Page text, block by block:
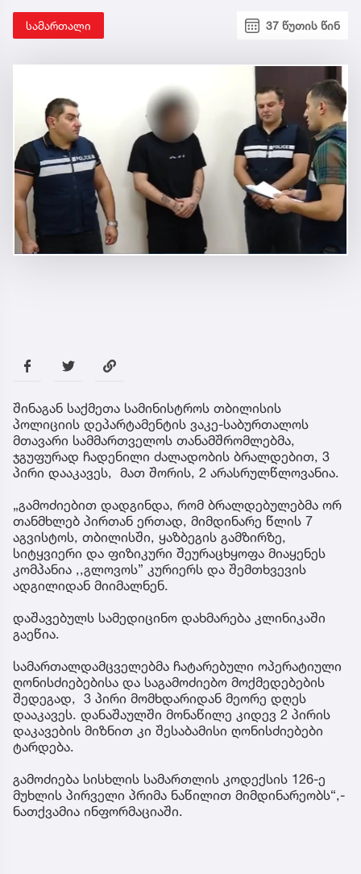
სამართალი 37 წუთის წინ
შინაგან საქმეთა სამინისტროს თბილისის
პოლიციის დეპარტამენტის ვაკე-საბურთალოს
მთავარი სამმართველოს თანამშრომლებმა,
ჯგუფურად ჩადენილი ძალადობის ბრალდებით, 3
პირი დააკავეს, მათ შორის, 2 არასრულწლოვანია.
„გამოძიებით დადგინდა, რომ ბრალდებულებმა ორ
თანმხლებ პირთან ერთად, მიმდინარე წლის 7
აგვისტოს, თბილისში, ყაზბეგის გამზირზე,
სიტყვიერი და ფიზიკური შეურაცხყოფა მიაყენეს
კომპანია ,,გლოვოს” კურიერს და შემთხვევის
ადგილიდან მიიმალნენ.
დაშავებულს სამედიცინო დახმარება კლინიკაში
გაეწია.
სამართალდამცველებმა ჩატარებული ოპერატიული
ღონისძიებებისა და საგამოძიებო მოქმედებების
შედეგად, 3 პირი მომხდარიდან მეორე დღეს
დააკავეს. დანაშაულში მონაწილე კიდევ 2 პირის
დაკავების მიზნით კი შესაბამისი ღონისძიებები
ტარდება.
გამოძიება სისხლის სამართლის კოდექსის 126-ე
მუხლის პირველი პრიმა ნაწილით მიმდინარეობს“,-
ნათქვამია ინფორმაციაში.